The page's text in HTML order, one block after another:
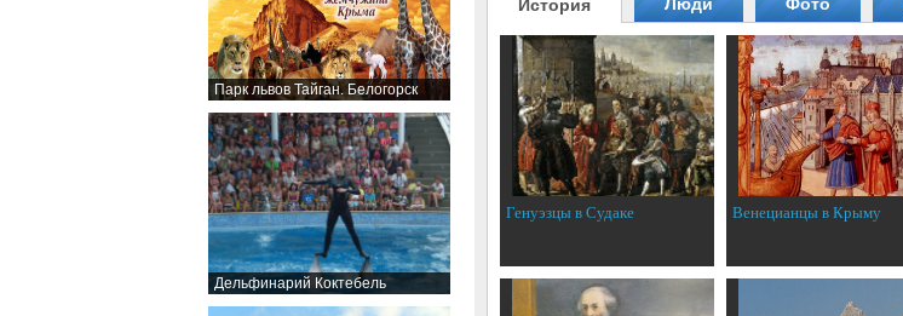
Парк львов Тайган. Белогорск
Дельфинарий Коктебель
История
Генуэзцы в Судаке Венецианцы в Крыму